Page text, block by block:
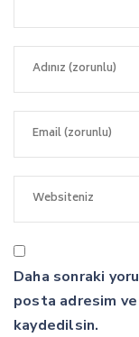
Daha sonraki
posta adresim ve
kaydedilsin.